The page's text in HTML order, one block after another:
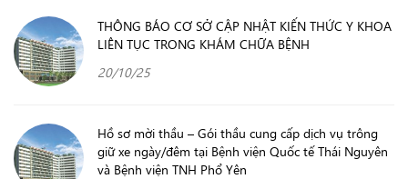
THÔNG BÁO CƠ SỞ CẬP NHẬT KIẾN THỨC Y KHOA
LIÊN TỤC TRONG KHÁM CHỮA BỆNH
20/10/25
Hồ sơ mời thầu – Gói thầu cung cấp dịch vụ trông
giữ xe ngày/đêm tại Bệnh viện Quốc tế Thái Nguyên
và Bệnh viện TNH Phổ Yên